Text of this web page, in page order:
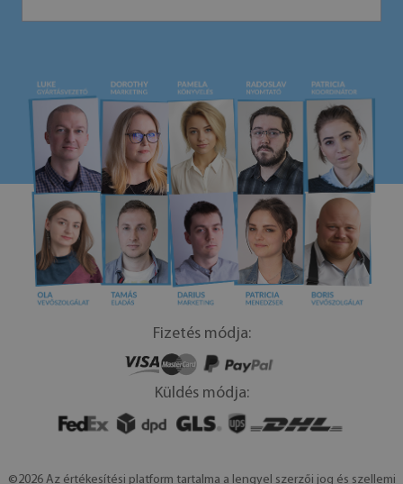
Fizetés módja:
Küldés módja:
©2026 Az értékesítési platform tartalma a lengyel szerzői jog és szellemi